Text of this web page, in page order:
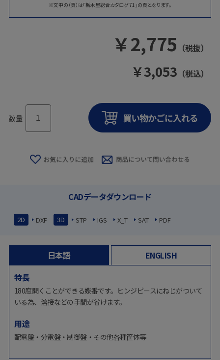
※文中の（頁）は「栃木屋総合カタログ 71」の頁となります。
￥2,775 （税抜）
￥3,053 （税込）
数量
CADデータダウンロード
2D DXF 3D STP IGS X_T SAT PDF
日本語
ENGLISH
特長
180度開くことができる蝶番です。ヒンジピースにねじがついて
いる為、溶接などの手間が省けます。
用途
配電盤・分電盤・制御盤・その他各種筐体等